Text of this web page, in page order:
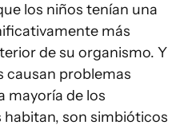
los niños tenían una
más
de su organismo. Y
causan problemas
mayoría de los
son simbióticos